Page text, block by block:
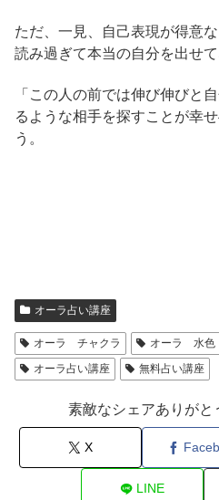
ただ、一見、自己表現が得意
読み過ぎて本当の自分を出せて
「この人の前では伸び伸びと
るような相手を探すことが幸
う。
オーラ占い講座
オーラ チャクラ オーラ 水色
オーラ占い講座
無料占い講座
素敵なシェアありがと
X
LINE